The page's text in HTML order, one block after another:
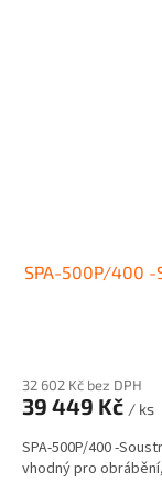
SPA-500P/400 -
32 602 Kč bez DPH
39 449 Kč / ks
SPA-500P/400 -
vhodný pro